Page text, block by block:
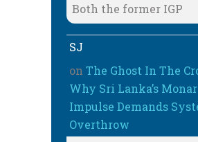
Both the former IGP
SJ
on The Ghost In The
Why Sri Lanka’s
Impulse Demands
Overthrow